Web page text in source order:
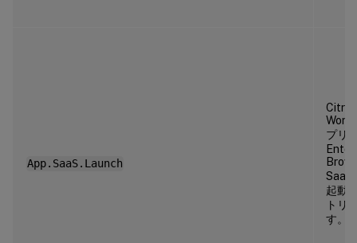
App.SaaS.Launch
Citrix
プリ
SaaS
起動
トリ
す。